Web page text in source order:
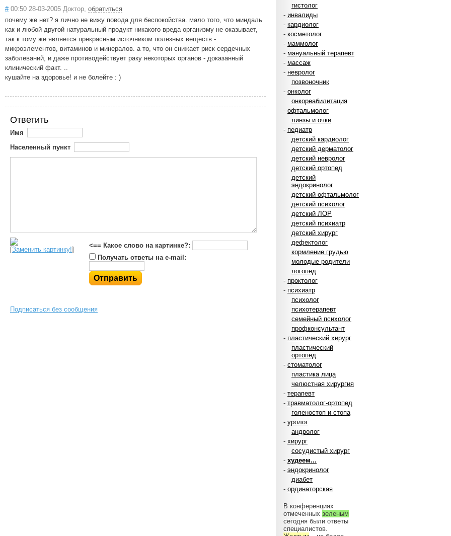
гистолог
- инвалиды
- кардиолог
- косметолог
- маммолог
- мануальный терапевт
- массаж
- невролог
позвоночник
- онколог
онкореабилитация
- офтальмолог
линзы и очки
- педиатр
детский кардиолог
детский дерматолог
детский невролог
детский ортопед
детский
эндокринолог
детский офтальмолог
детский психолог
детский ЛОР
детский психиатр
детский хирург
дефектолог
кормление грудью
молодые родители
логопед
- проктолог
- психиатр
психолог
психотерапевт
семейный психолог
профконсультант
- пластический хирург
пластический
ортопед
- стоматолог
пластика лица
челюстная хирургия
- терапевт
- травматолог-ортопед
голеностоп и стопа
- уролог
андролог
- хирург
сосудистый хирург
- худеем...
- эндокринолог
диабет
- ординаторская
В конференциях
отмеченных зеленым
сегодня были ответы
специалистов.
#00:50 28-03-2005 Доктор, обратиться
почему же нет? я лично не вижу повода для беспокойства. мало того, что миндаль
как и любой другой натуральный продукт никакого вреда организму не оказывает,
так к тому же является прекрасным источником полезных веществ -
микроэлементов, витаминов и минералов. а то, что он снижает риск сердечных
заболеваний, и даже противодействует раку некоторых органов - доказанный
клинический факт. ..
кушайте на здоровье! и не болейте : )
Ответить
Имя
Населенный пункт
[Заменить картинку!]
<== Какое слово на картинке?:
Получать ответы на e-mail:
Подписаться без сообщения